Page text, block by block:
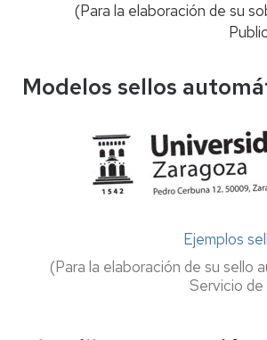
(Para la elaboración de su
Modelos sellos
Ejemplos
(Para la elaboración de su
Servicio